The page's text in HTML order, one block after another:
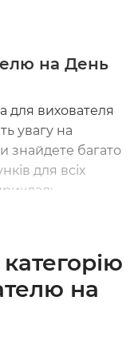
на День
для вихователя
увагу на
знайдете багато
для всіх
тільки
вихователя, але
посудом на
на